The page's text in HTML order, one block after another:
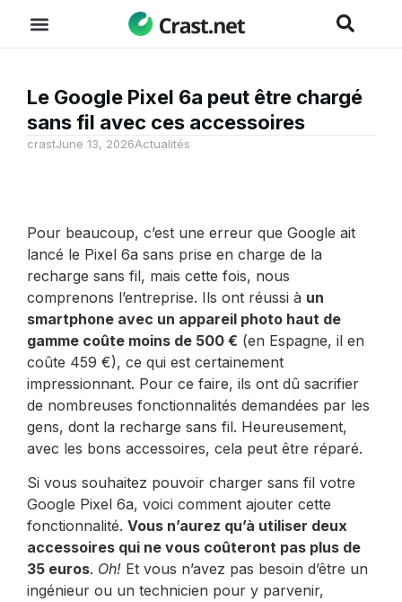
Le Google Pixel 6a peut être chargé
sans fil avec ces accessoires
crastJune 13, 2026Actualités
Pour beaucoup, c’est une erreur que Google ait
lancé le Pixel 6a sans prise en charge de la
recharge sans fil, mais cette fois, nous
comprenons l’entreprise. Ils ont réussi à un
smartphone avec un appareil photo haut de
gamme coûte moins de 500 € (en Espagne, il en
coûte 459 €), ce qui est certainement
impressionnant. Pour ce faire, ils ont dû sacrifier
de nombreuses fonctionnalités demandées par les
gens, dont la recharge sans fil. Heureusement,
avec les bons accessoires, cela peut être réparé.
Si vous souhaitez pouvoir charger sans fil votre
Google Pixel 6a, voici comment ajouter cette
fonctionnalité. Vous n’aurez qu’à utiliser deux
accessoires qui ne vous coûteront pas plus de
35 euros. Oh! Et vous n’avez pas besoin d’être un
ingénieur ou un technicien pour y parvenir,